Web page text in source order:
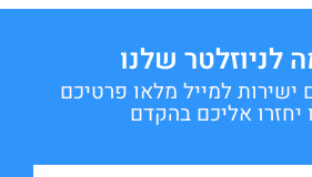
לניוזלטר שלנו
ישירות למייל מלאו פרטיכם
יחזרו אליכם בהקדם